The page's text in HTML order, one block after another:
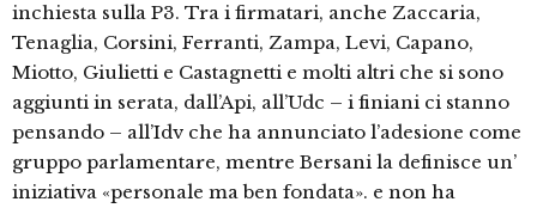
inchiesta sulla P3. Tra i firmatari, anche Zaccaria,
Tenaglia, Corsini, Ferranti, Zampa, Levi, Capano,
Miotto, Giulietti e Castagnetti e molti altri che si sono
aggiunti in serata, dall’Api, all’Udc – i finiani ci stanno
pensando – all’Idv che ha annunciato l’adesione come
gruppo parlamentare, mentre Bersani la definisce un’
iniziativa «personale ma ben fondata». e non ha